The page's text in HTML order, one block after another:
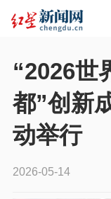
“2026世
都”创新
动举行
2026-05-14